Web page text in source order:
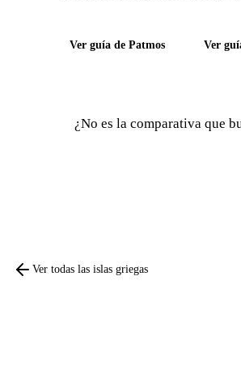
Ver guía de Patmos Ver
¿No es la comparativa que
Ver todas las islas griegas